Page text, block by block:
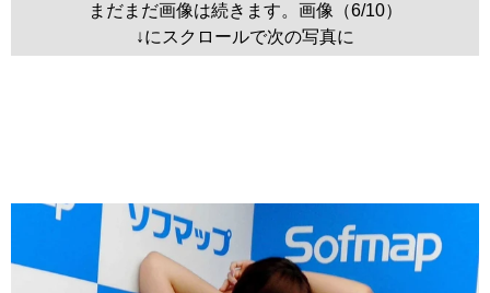
まだまだ画像は続きます。画像（6/10）
↓にスクロールで次の写真に